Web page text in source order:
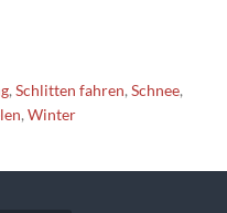
,Schlitten fahren,Schnee,
,Winter